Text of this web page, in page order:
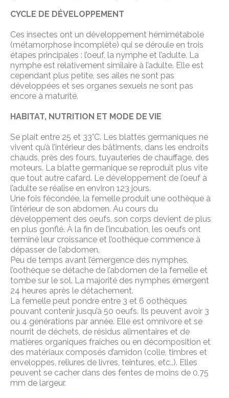
CYCLE DE DÉVELOPPEMENT
Ces insectes ont un développement hémimétabole
(métamorphose incomplète) qui se déroule en trois
étapes principales : l’oeuf, la nymphe et l’adulte. La
nymphe est relativement similaire à l’adulte. Elle est
cependant plus petite, ses ailes ne sont pas
développées et ses organes sexuels ne sont pas
encore à maturité.
HABITAT, NUTRITION ET MODE DE VIE
Se plait entre 25 et 33°C. Les blattes germaniques ne
vivent qu’à l’intérieur des bâtiments, dans les endroits
chauds, près des fours, tuyauteries de chauffage, des
moteurs. La blatte germanique se reproduit plus vite
que tout autre cafard. Le développement de l’oeuf à
l’adulte se réalise en environ 123 jours.
Une fois fécondée, la femelle produit une oothèque à
l’intérieur de son abdomen. Au cours du
développement des oeufs, son corps devient de plus
en plus gonflé. À la fin de l’incubation, les oeufs ont
terminé leur croissance et l’oothèque commence à
dépasser de l’abdomen.
Peu de temps avant l’émergence des nymphes,
l’oothèque se détache de l’abdomen de la femelle et
tombe sur le sol. La majorité des nymphes émergent
24 heures après le détachement.
La femelle peut pondre entre 3 et 6 oothèques
pouvant contenir jusqu’à 50 oeufs. Ils peuvent avoir 3
ou 4 générations par année. Elle est omnivore et se
nourrit de déchets, de résidus alimentaires et de
matières organiques fraîches ou en décomposition et
des matériaux composés d’amidon (colle, timbres et
enveloppes, reliures de livres, teintures, etc..). Elles
peuvent se cacher dans des fentes de moins de 0,75
mm de largeur.